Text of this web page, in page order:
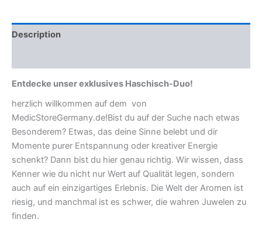
Description
Entdecke unser exklusives Haschisch-Duo!
herzlich willkommen auf dem von
MedicStoreGermany.de!Bist du auf der Suche nach etwas
Besonderem? Etwas, das deine Sinne belebt und dir
Momente purer Entspannung oder kreativer Energie
schenkt? Dann bist du hier genau richtig. Wir wissen, dass
Kenner wie du nicht nur Wert auf Qualität legen, sondern
auch auf ein einzigartiges Erlebnis. Die Welt der Aromen ist
riesig, und manchmal ist es schwer, die wahren Juwelen zu
finden.